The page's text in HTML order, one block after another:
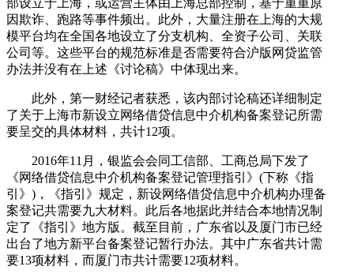
因欺诈、跑路等事件频出。此外，大量注册在上海的大规
模平台均在全国各地设立了分支机构、全资子公司、关联
公司等。这些平台的规范标准是否需要符合沪版网贷监管
办法并没有在上述《讨论稿》中体现出来。
此外，第一财经记者获悉，该内部讨论稿还详细制定
了关于上海市新设立网络借贷信息中介机构备案登记所需
要呈交的具体材料，共计12项。
2016年11月，银监会会同工信部、工商总局下发了
《网络借贷信息中介机构备案登记管理指引》(下称《指
引》)，《指引》规定，新设网络借贷信息中介机构办理备
案登记共需要九大材料。此后各地据此并结合本地情况制
定了《指引》地方版。截至目前，广东省以及厦门市已经
出台了地方新平台备案登记暂行办法。其中广东省共计需
要13项材料，而厦门市共计需要12项材料。